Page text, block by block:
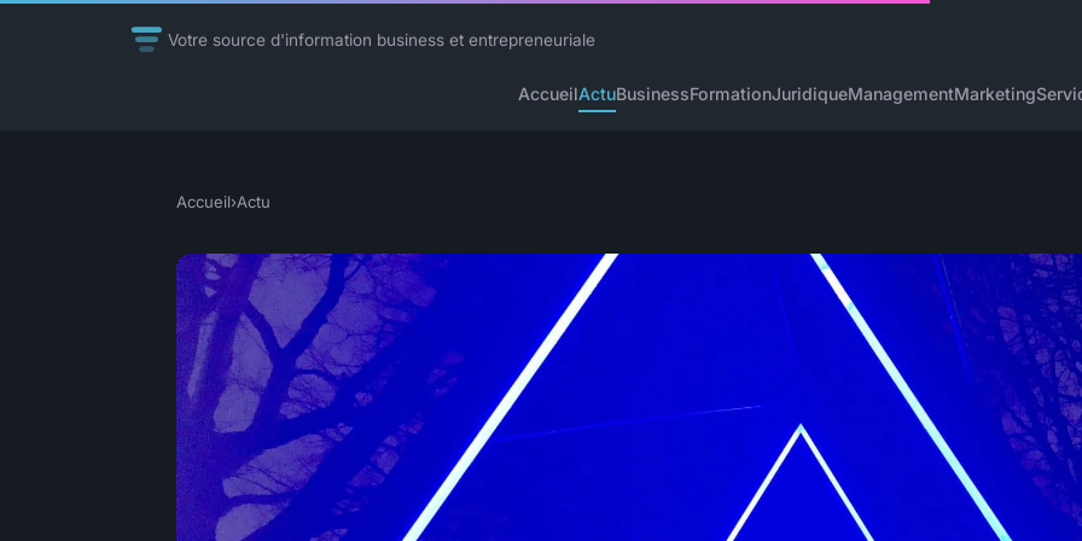
Votre source d'information business et entrepreneuriale
AccueilActuBusinessFormationJuridiqueManagementMarketing
Accueil›Actu